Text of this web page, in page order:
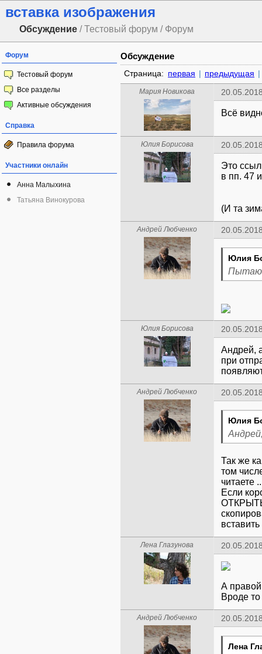
вставка изображения
Обсуждение / Тестовый форум / Форум
Форум
Тестовый форум
Все разделы
Активные обсуждения
Справка
Правила форума
Участники онлайн
Анна Малыхина
Татьяна Винокурова
Обсуждение
Страница: первая | предыдущая |
Мария Новикова
Всё
Юлия Борисова
Это
в пп. 47
(И та
Андрей Любченко
Юлия
Юлия Борисова
Андрей,
при
Андрей Любченко
Юлия
Так же
том
читаете
Если
Лена Глазунова
А
Вроде
Андрей Любченко
Лена